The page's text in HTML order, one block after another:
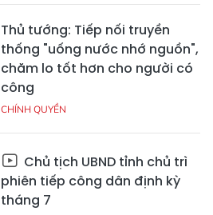
Thủ tướng: Tiếp nối truyền
thống "uống nước nhớ nguồn",
chăm lo tốt hơn cho người có
công
CHÍNH QUYỀN
Chủ tịch UBND tỉnh chủ trì
phiên tiếp công dân định kỳ
tháng 7